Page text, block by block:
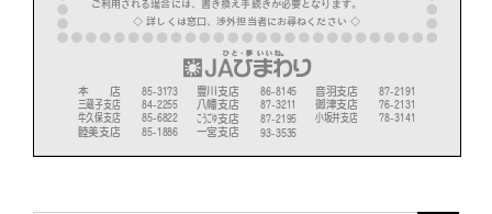
総合集出荷センター
営農資材センター